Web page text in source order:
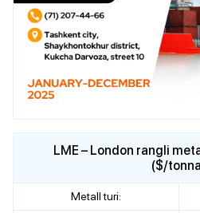
LME – London rangli
($/
Metall turi: